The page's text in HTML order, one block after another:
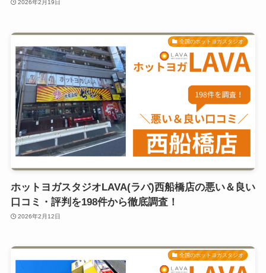
2026年2月19日
全国のホットヨガスタジオ
ホットヨガスタジオLAVA(ラバ)西船橋店の悪い＆良い
口コミ・評判を198件から徹底調査！
2026年2月12日
全国のホットヨガスタジオ